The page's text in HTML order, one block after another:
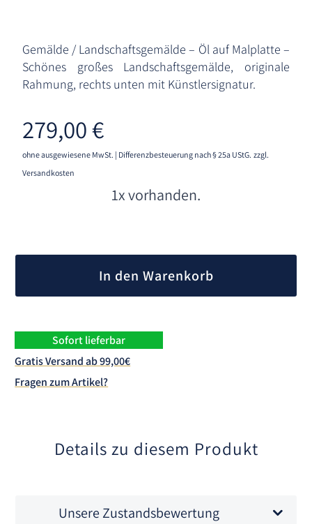
Gemälde / Landschaftsgemälde – Öl auf Malplatte –
Schönes großes Landschaftsgemälde, originale
Rahmung, rechts unten mit Künstlersignatur.
279,00€
ohne ausgewiesene MwSt. | Differenzbesteuerung nach § 25a UStG. zzgl.
Versandkosten
1x vorhanden.
In den Warenkorb
Sofort lieferbar
Gratis Versand ab 99,00€
Fragen zum Artikel?
Details zu diesem Produkt
Unsere Zustandsbewertung